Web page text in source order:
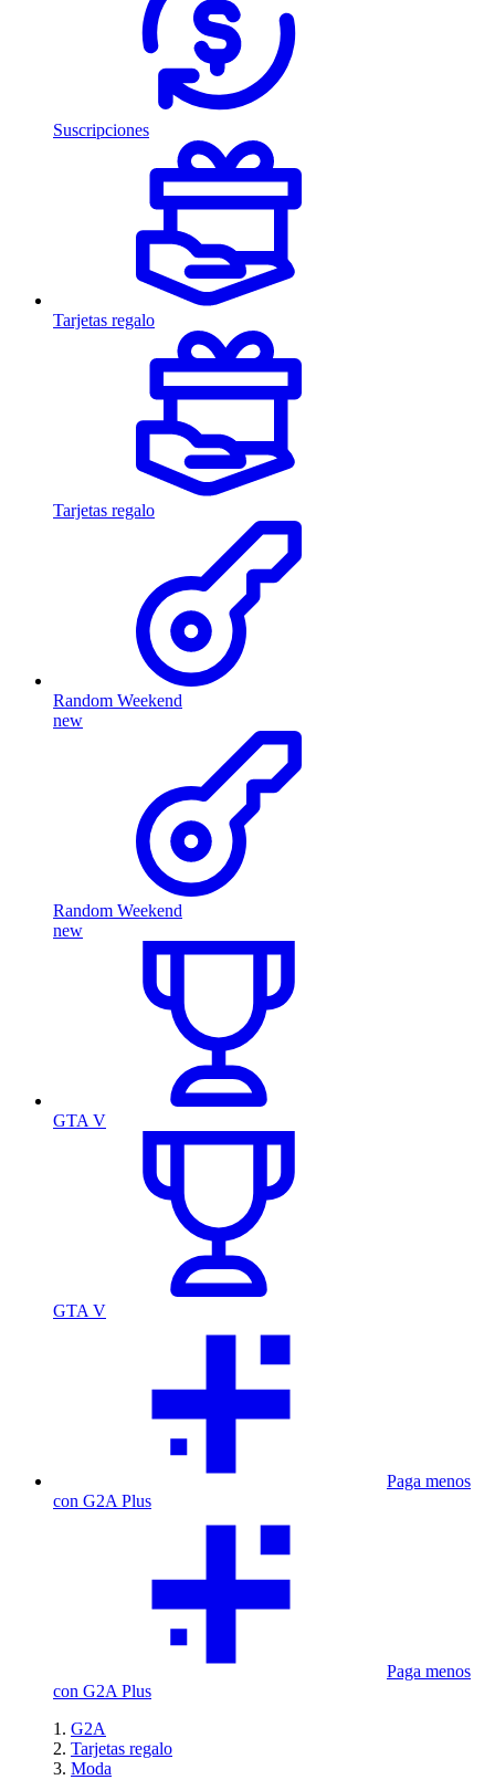
Suscripciones
Tarjetas regalo
Tarjetas regalo
Random Weekend
new
Random Weekend
new
GTA V
GTA V
Paga menos
con G2A Plus
Paga menos
con G2A Plus
G2A
Tarjetas regalo
Moda